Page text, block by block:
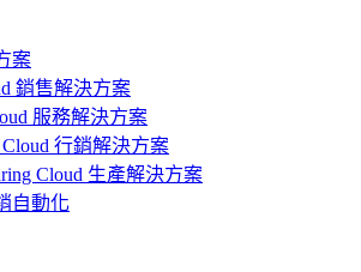
案
銷售解決方案
服務解決方案
Cloud 行銷解決方案
Cloud 生產解決方案
自動化